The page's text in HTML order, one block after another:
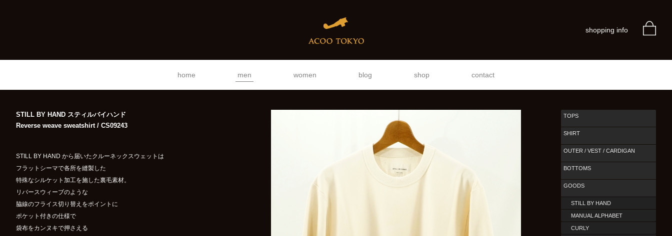
shopping info
home men women blog shop contact
STILL BY HAND スティルバイハンド
Reverse weave sweatshirt / CS09243
STILL BY HAND から届いたクルーネックスウェットは
フラットシーマで各所を縫製した
特殊なシルケット加工を施した裏毛素材。
リバースウィーブのような
脇線のフライス切り替えをポイントに
ポケット付きの仕様で
袋布をカンヌキで押さえる
TOPS
SHIRT
OUTER / VEST / CARDIGAN
BOTTOMS
GOODS
STILL BY HAND
MANUAL ALPHABET
CURLY